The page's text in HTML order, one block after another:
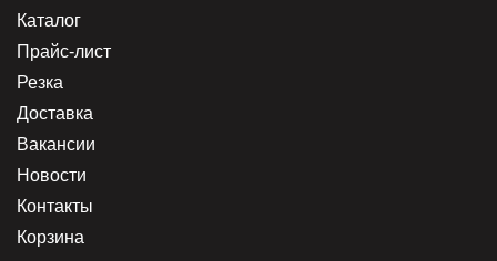
Каталог
Прайс-лист
Резка
Доставка
Вакансии
Новости
Контакты
Корзина